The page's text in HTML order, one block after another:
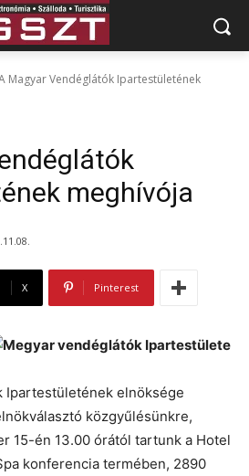
Magyar Vendéglátók Ipartestületének
meghívója
X Pinterest
Ipartestületének elnöksége
közgyűlésünkre,
15-én 13.00 órától tartunk a Hotel
konferencia termében, 2890